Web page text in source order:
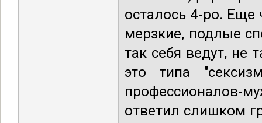
осталось 4-ро. Еще
мерзкие, подлые
так себя ведут, не
это типа
ответил слишком